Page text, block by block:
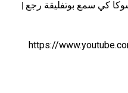
كي سمع بوتفليقة رجع |
https://